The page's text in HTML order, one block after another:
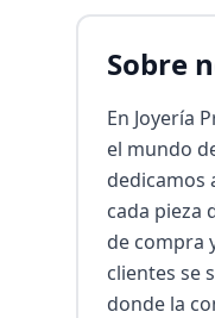
Sobre
En Joyería
el mundo
dedicamos
cada pieza
de compra
clientes se
donde la